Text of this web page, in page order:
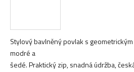
Stylový bavlněný povlak s
modré a
šedé. Praktický zip, snadná údržba,